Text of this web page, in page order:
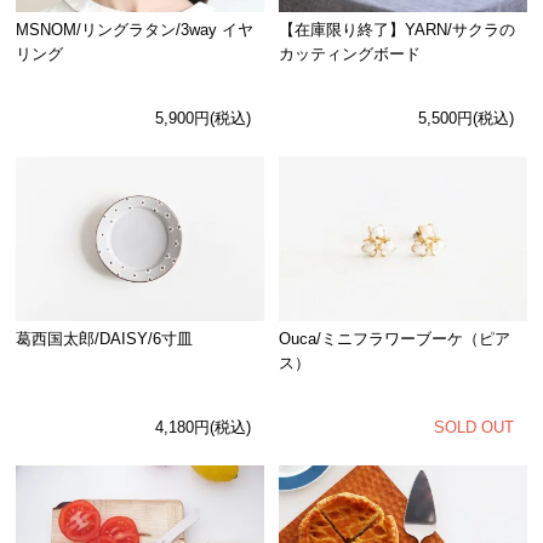
MSNOM/リングラタン/3way イヤ
リング
5,900円(税込)
【在庫限り終了】YARN/サクラの
カッティングボード
5,500円(税込)
葛西国太郎/DAISY/6寸皿
4,180円(税込)
Ouca/ミニフラワーブーケ（ピア
ス）
SOLD OUT